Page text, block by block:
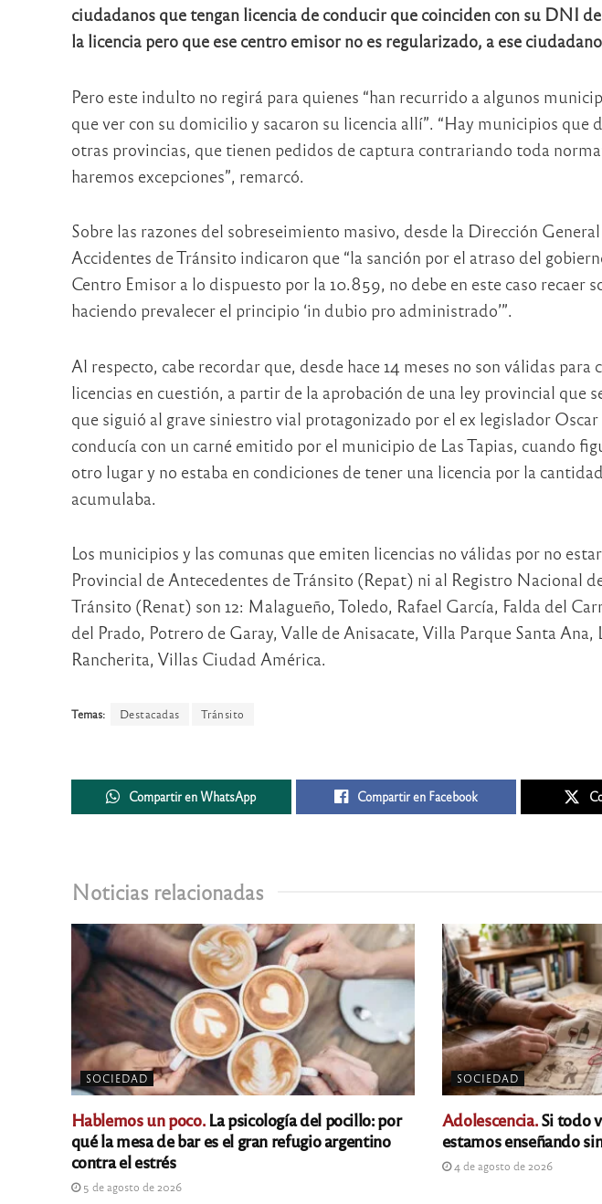
ciudadanos que tengan licencia de conducir que coinciden con su DNI
la licencia pero que ese centro emisor no es regularizado, a ese
Pero este indulto no regirá para quienes “han recurrido a algunos
que ver con su domicilio y sacaron su licencia allí”. “Hay municipios que
otras provincias, que tienen pedidos de captura contrariando toda
haremos excepciones”, remarcó.
Sobre las razones del sobreseimiento masivo, desde la Dirección
Accidentes de Tránsito indicaron que “la sanción por el atraso del
Centro Emisor a lo dispuesto por la 10.859, no debe en este caso recaer
haciendo prevalecer el principio ‘in dubio pro administrado’”.
Al respecto, cabe recordar que, desde hace 14 meses no son válidas para
licencias en cuestión, a partir de la aprobación de una ley provincial que
que siguió al grave siniestro vial protagonizado por el ex legislador
conducía con un carné emitido por el municipio de Las Tapias, cuando
otro lugar y no estaba en condiciones de tener una licencia por la
acumulaba.
Los municipios y las comunas que emiten licencias no válidas por no
Provincial de Antecedentes de Tránsito (Repat) ni al Registro Nacional
Tránsito (Renat) son 12: Malagueño, Toledo, Rafael García, Falda del
del Prado, Potrero de Garay, Valle de Anisacate, Villa Parque Santa Ana,
Rancherita, Villas Ciudad América.
Temas: Destacadas Tránsito
Compartir en WhatsApp Compartir en Facebook
Noticias relacionadas
SOCIEDAD
Hablemos un poco.La psicología del pocillo: por
qué la mesa de bar es el gran refugio argentino
contra el estrés
5 de agosto de 2026
SOCIEDAD
Adolescencia.Si todo
estamos enseñando
4 de agosto de 2026